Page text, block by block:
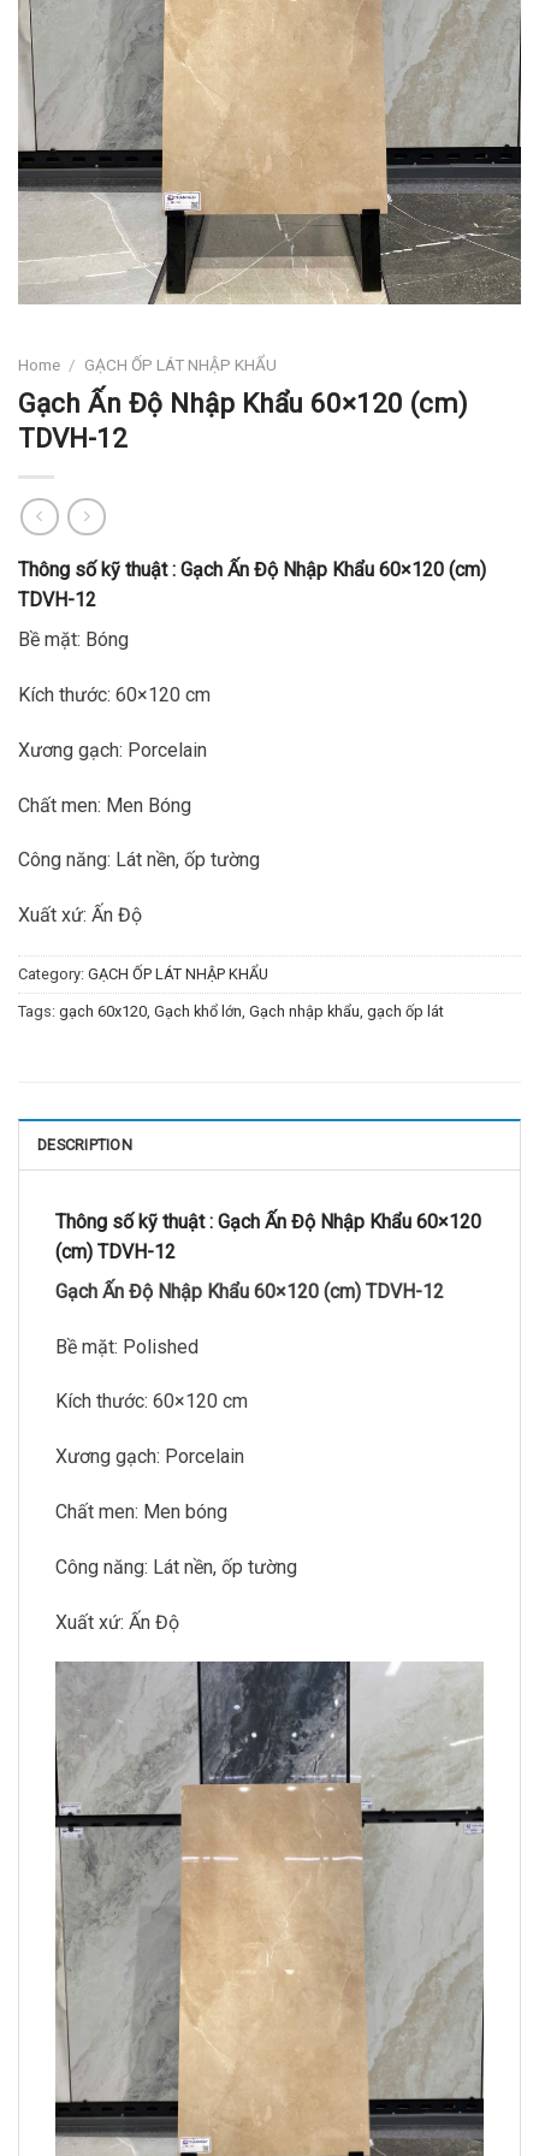
Home / GẠCH ỐP LÁT NHẬP KHẨU
Gạch Ấn Độ Nhập Khẩu 60×120 (cm)
TDVH-12
Thông số kỹ thuật : Gạch Ấn Độ Nhập Khẩu 60×120 (cm)
TDVH-12
Bề mặt: Bóng
Kích thước: 60×120 cm
Xương gạch: Porcelain
Chất men: Men Bóng
Công năng: Lát nền, ốp tường
Xuất xứ: Ấn Độ
Category: GẠCH ỐP LÁT NHẬP KHẨU
Tags: gạch 60x120, Gạch khổ lớn, Gạch nhập khẩu, gạch ốp lát
DESCRIPTION
Thông số kỹ thuật : Gạch Ấn Độ Nhập Khẩu 60×120
(cm) TDVH-12
Gạch Ấn Độ Nhập Khẩu 60×120 (cm) TDVH-12
Bề mặt: Polished
Kích thước: 60×120 cm
Xương gạch: Porcelain
Chất men: Men bóng
Công năng: Lát nền, ốp tường
Xuất xứ: Ấn Độ